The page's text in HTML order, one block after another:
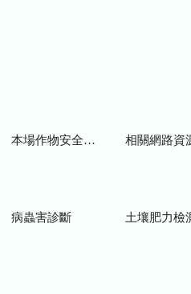
本場作物安全用藥資訊 相關網路資
病蟲害診斷 土壤肥力檢